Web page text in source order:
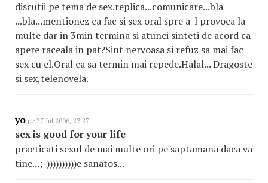
discutii pe tema de sex.replica...comunicare...bla
...bla...mentionez ca fac si sex oral spre a-l provoca la
multe dar in 3min termina si atunci sinteti de acord ca
apere raceala in pat?Sint nervoasa si refuz sa mai fac
sex cu el.Oral ca sa termin mai repede.Halal... Dragoste
si sex,telenovela.
yo pe 27 Iul 2006, 23:27
sex is good for your life
practicati sexul de mai multe ori pe saptamana daca va
tine...;-))))))))))e sanatos...